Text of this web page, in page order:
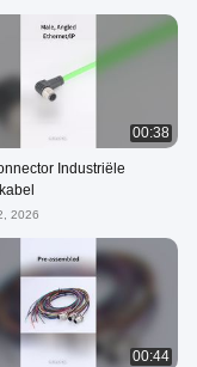
00:38
Industriële
2026
00:44